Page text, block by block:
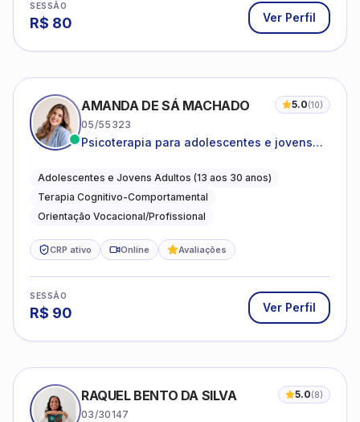
SESSÃO
R$ 80 Ver Perfil
AMANDA DE SÁ MACHADO 5.0(10)
05/55323
Psicoterapia para adolescentes e jovens
autoestima, relações e orientação
profissional
Adolescentes e Jovens Adultos (13 aos 30 anos)
Terapia Cognitivo-Comportamental
Orientação Vocacional/Profissional
CRP ativo Online Avaliações
SESSÃO
R$ 90 Ver Perfil
RAQUEL BENTO DA SILVA 5.0(8)
03/30147